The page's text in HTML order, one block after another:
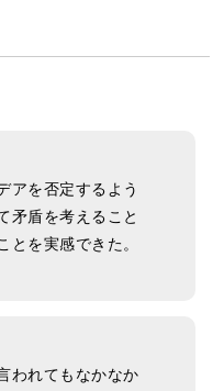
アを否定するよう
矛盾を考えること
とを実感できた。
われてもなかなか